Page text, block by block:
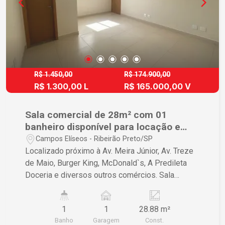
R$ 1.450,00
R$ 1.300,00 L
R$ 174.900,00
R$ 165.000,00 V
Sala comercial de 28m² com 01
banheiro disponível para locação e
venda - Campos Elíseos
Campos Elíseos - Ribeirão Preto/SP
Localizado próximo à Av. Meira Júnior, Av. Treze
de Maio, Burger King, McDonald`s, A Predileta
Doceria e diversos outros comércios. Sala
Jardim de inverno; - 01 Vaga de garagem.
Diferenciais: - Elevador; - Sala de Recepção; -
1
Banho
1
Garagem
28.88 m²
Const.